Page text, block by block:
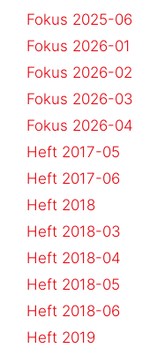
Fokus 2025-06
Fokus 2026-01
Fokus 2026-02
Fokus 2026-03
Fokus 2026-04
Heft 2017-05
Heft 2017-06
Heft 2018
Heft 2018-03
Heft 2018-04
Heft 2018-05
Heft 2018-06
Heft 2019